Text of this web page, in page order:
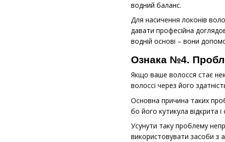
водний баланс.
Для насичення локонів
давати професійна
водній основі – вони
Ознака №4.
Якщо ваше волосся стає
волоссі через його
Основна причина таких
бо його кутикула відкрита
Усунути таку проблему
використовувати засоби з